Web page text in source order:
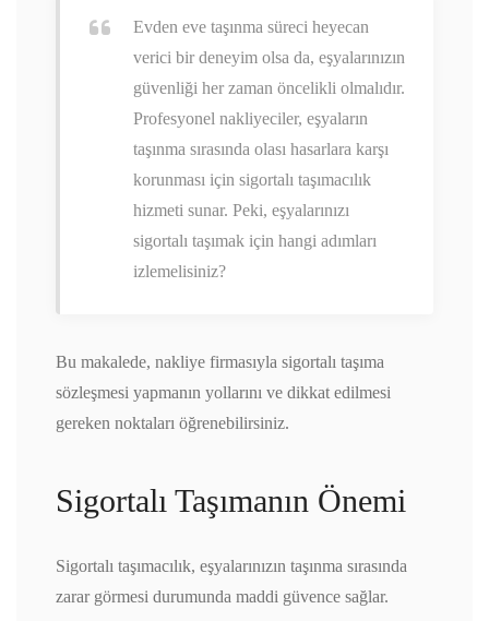
Evden eve taşınma süreci heyecan
verici bir deneyim olsa da, eşyalarınızın
güvenliği her zaman öncelikli olmalıdır.
Profesyonel nakliyeciler, eşyaların
taşınma sırasında olası hasarlara karşı
korunması için sigortalı taşımacılık
hizmeti sunar. Peki, eşyalarınızı
sigortalı taşımak için hangi adımları
izlemelisiniz?
Bu makalede, nakliye firmasıyla sigortalı taşıma
sözleşmesi yapmanın yollarını ve dikkat edilmesi
gereken noktaları öğrenebilirsiniz.
Sigortalı Taşımanın Önemi
Sigortalı taşımacılık, eşyalarınızın taşınma sırasında
zarar görmesi durumunda maddi güvence sağlar.